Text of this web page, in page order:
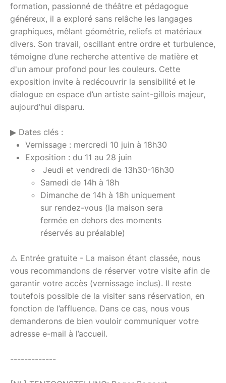
formation, passionné de théâtre et pédagogue
généreux, il a exploré sans relâche les langages
graphiques, mêlant géométrie, reliefs et matériaux
divers. Son travail, oscillant entre ordre et turbulence,
témoigne d’une recherche attentive de matière et
d'un amour profond pour les couleurs. Cette
exposition invite à redécouvrir la sensibilité et le
dialogue en espace d’un artiste saint-gillois majeur,
aujourd’hui disparu.
▶ Dates clés :
Vernissage : mercredi 10 juin à 18h30
Exposition : du 11 au 28 juin
Jeudi et vendredi de 13h30-16h30
Samedi de 14h à 18h
Dimanche de 14h à 18h uniquement
sur rendez-vous (la maison sera
fermée en dehors des moments
réservés au préalable)
⚠️ Entrée gratuite - La maison étant classée, nous
vous recommandons de réserver votre visite afin de
garantir votre accès (vernissage inclus). Il reste
toutefois possible de la visiter sans réservation, en
fonction de l’affluence. Dans ce cas, nous vous
demanderons de bien vouloir communiquer votre
adresse e-mail à l’accueil.
-------------